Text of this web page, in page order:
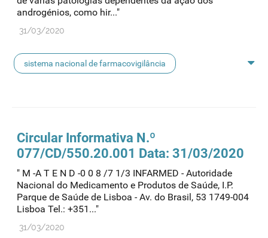
androgénios, como hir..."
31/03/2020
sistema nacional de farmacovigilância
valerato de estradiol hirsutismo
terapêutica de substituição hormonal
risco de meningioma
Circular Informativa N.º
077/CD/550.20.001 Data: 31/03/2020
" M -A T E N D -0 0 8 /7 1/3 INFARMED - Autoridade
Nacional do Medicamento e Produtos de Saúde, I.P.
Parque de Saúde de Lisboa - Av. do Brasil, 53 1749-004
Lisboa Tel.: +351..."
31/03/2020